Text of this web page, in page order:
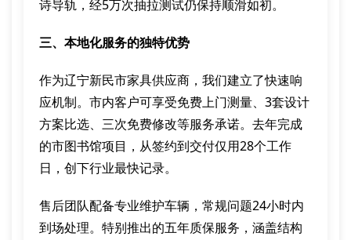
诗导轨，经5万次抽拉测试仍保持顺滑如初。
三、本地化服务的独特优势
作为辽宁新民市家具供应商，我们建立了快速响
应机制。市内客户可享受免费上门测量、3套设计
方案比选、三次免费修改等服务承诺。去年完成
的市图书馆项目，从签约到交付仅用28个工作
日，创下行业最快记录。
售后团队配备专业维护车辆，常规问题24小时内
到场处理。特别推出的五年质保服务，涵盖结构